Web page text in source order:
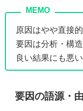
原因はやや直接
要因は分析・構
良い結果にも悪
要因の語源・